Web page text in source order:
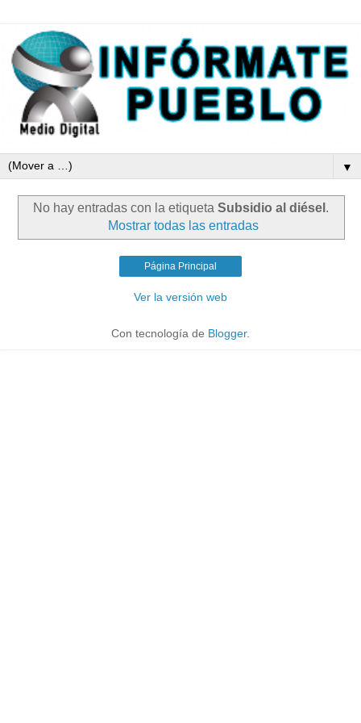
▼
No hay entradas con la etiqueta Subsidio al diésel .
Mostrar todas las entradas
Página Principal
Ver la versión web
Con tecnología de Blogger.